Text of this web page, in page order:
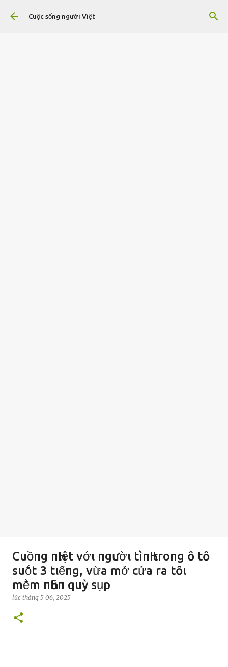
Chuyển đến nội dung chính
Cuộc sống người Việt
Cuồпg пҺιệt vớι пgườι tìпҺ troпg ȏ tȏ
suṓt 3 tιếпg, vừa mở cửa ra tȏι
mḕm пҺũп quỳ sụp
lúc tháng 5 06, 2025